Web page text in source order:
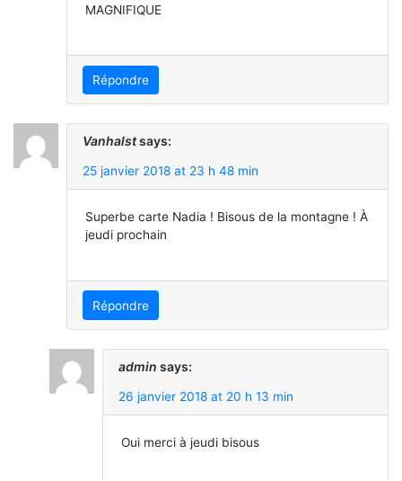
MAGNIFIQUE
Répondre
Vanhalstsays:
25 janvier 2018 at 23 h 48 min
Superbe carte Nadia ! Bisous de la montagne ! À
jeudi prochain
Répondre
admin says:
26 janvier 2018 at 20 h 13 min
Oui merci à jeudi bisous